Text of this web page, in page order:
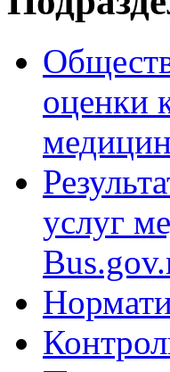
оценки
услуг